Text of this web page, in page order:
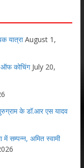
यात्रा August 1,
ऑफ कोचिंग July 20,
के डॉ.आर एस यादव
में सम्पन्न, अमित स्वामी